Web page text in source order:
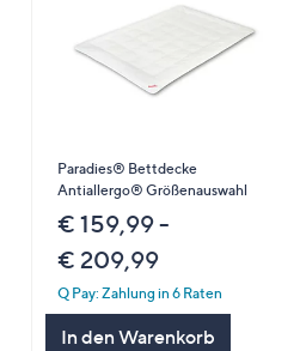
Paradies® Bettdecke
Antiallergo® Größenauswahl
€ 159,99 -
€ 209,99
Q Pay: Zahlung in 6 Raten
In den Warenkorb